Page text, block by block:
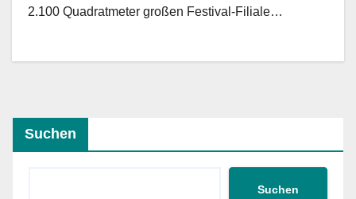
2.100 Quadratmeter großen Festival-Filiale…
Suchen
Suchen